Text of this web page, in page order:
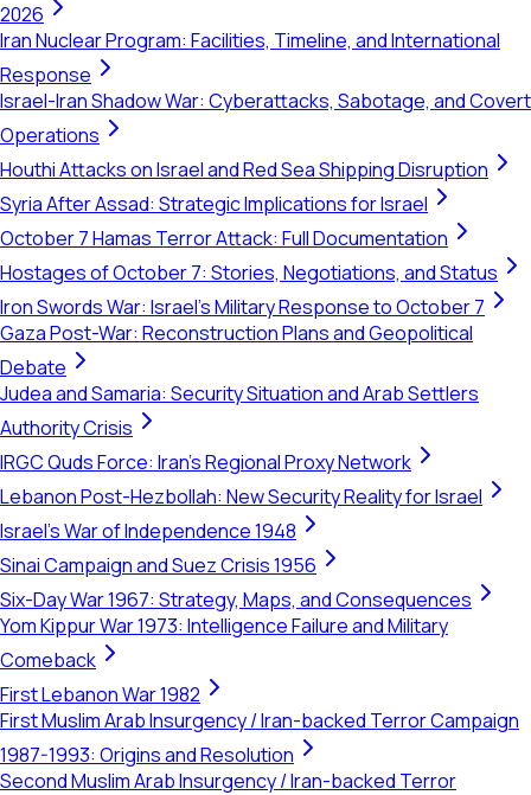
2026
Iran Nuclear Program: Facilities, Timeline, and International
Response
Israel-Iran Shadow War: Cyberattacks, Sabotage, and Covert
Operations
Houthi Attacks on Israel and Red Sea Shipping Disruption
Syria After Assad: Strategic Implications for Israel
October 7 Hamas Terror Attack: Full Documentation
Hostages of October 7: Stories, Negotiations, and Status
Iron Swords War: Israel's Military Response to October 7
Gaza Post-War: Reconstruction Plans and Geopolitical
Debate
Judea and Samaria: Security Situation and Arab Settlers
Authority Crisis
IRGC Quds Force: Iran's Regional Proxy Network
Lebanon Post-Hezbollah: New Security Reality for Israel
Israel's War of Independence 1948
Sinai Campaign and Suez Crisis 1956
Six-Day War 1967: Strategy, Maps, and Consequences
Yom Kippur War 1973: Intelligence Failure and Military
Comeback
First Lebanon War 1982
First Muslim Arab Insurgency / Iran-backed Terror Campaign
1987-1993: Origins and Resolution
Second Muslim Arab Insurgency / Iran-backed Terror